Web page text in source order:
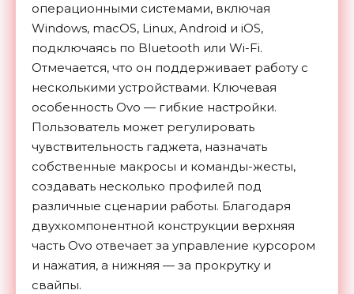
операционными системами, включая
Windows, macOS, Linux, Android и iOS,
подключаясь по Bluetooth или Wi-Fi.
Отмечается, что он поддерживает работу с
несколькими устройствами. Ключевая
особенность Ovo — гибкие настройки.
Пользователь может регулировать
чувствительность гаджета, назначать
собственные макросы и команды-жесты,
создавать несколько профилей под
различные сценарии работы. Благодаря
двухкомпонентной конструкции верхняя
часть Ovo отвечает за управление курсором
и нажатия, а нижняя — за прокрутку и
свайпы.